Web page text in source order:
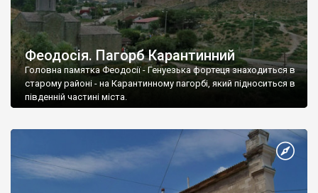
Феодосія. Пагорб Карантинний
Головна памятка Феодосії - Генуезька фортеця знаходиться в
старому районі - на Карантинному пагорбі, який підноситься в
південній частині міста.